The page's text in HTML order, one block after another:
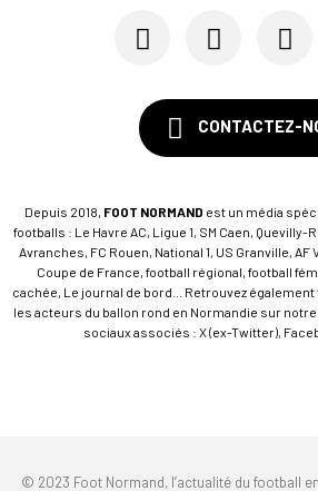
SM Caen : Julien Meilhac quitte la
CONTACTEZ-
Depuis 2018, FOOT NORMAND est un média
footballs : Le Havre AC, Ligue 1, SM Caen, Quevilly-
Avranches, FC Rouen, National 1, US Granville, AF
Coupe de France, football régional, football
cachée, Le journal de bord... Retrouvez
les acteurs du ballon rond en Normandie sur
sociaux associés : X (ex-Twitter),
© 2023 Foot Normand, l’actualité du football